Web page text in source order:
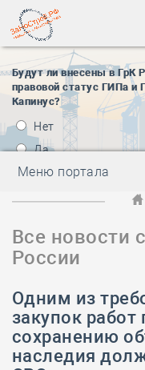
Будут ли внесены в ГрК
правовой статус ГИПа и
Капинус?
Нет
Да
Меню портала
Все новости
России
Одним из
закупок
сохранению
наследия